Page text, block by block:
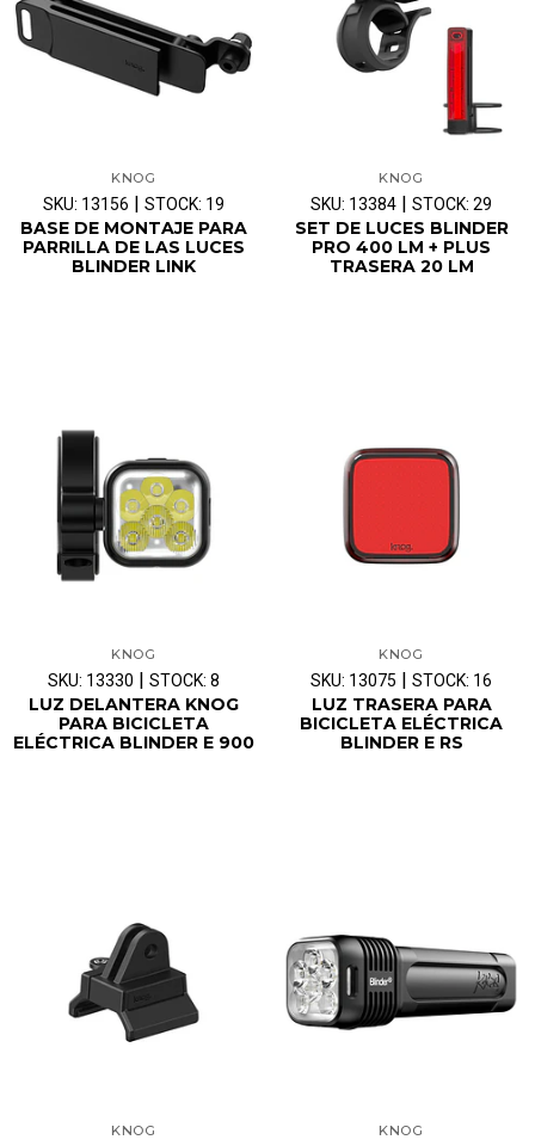
KNOG
SKU: 13156 | STOCK: 19
BASE DE MONTAJE PARA
PARRILLA DE LAS LUCES
BLINDER LINK
KNOG
SKU: 13384 | STOCK: 29
SET DE LUCES BLINDER
PRO 400 LM + PLUS
TRASERA 20 LM
KNOG
SKU: 13330 | STOCK: 8
LUZ DELANTERA KNOG
PARA BICICLETA
ELÉCTRICA BLINDER E 900
KNOG
SKU: 13075 | STOCK: 16
LUZ TRASERA PARA
BICICLETA ELÉCTRICA
BLINDER E RS
KNOG KNOG